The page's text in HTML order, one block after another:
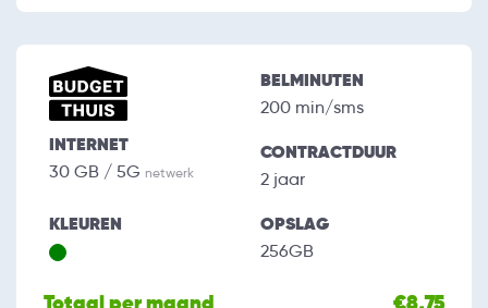
INTERNET
30 GB / 5G netwerk
BELMINUTEN
200 min/sms
CONTRACTDUUR
2 jaar
KLEUREN OPSLAG
256GB